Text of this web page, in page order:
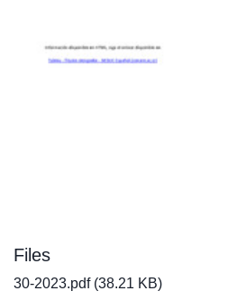
Files
30-2023.pdf(38.21 KB)